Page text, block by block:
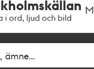
i ord, ljud och bild